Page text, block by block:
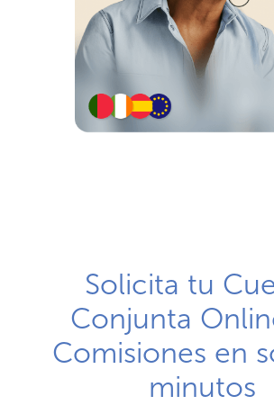
Solicita tu
Conjunta
Comisiones en
minutos